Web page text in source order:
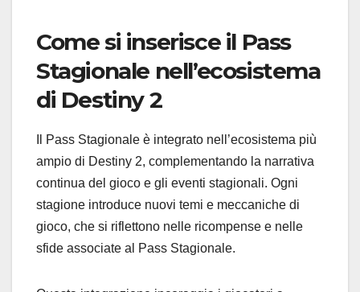
Come si inserisce il Pass
Stagionale nell’ecosistema
di Destiny 2
Il Pass Stagionale è integrato nell’ecosistema più
ampio di Destiny 2, complementando la narrativa
continua del gioco e gli eventi stagionali. Ogni
stagione introduce nuovi temi e meccaniche di
gioco, che si riflettono nelle ricompense e nelle
sfide associate al Pass Stagionale.